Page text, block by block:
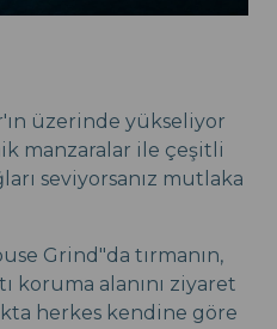
üzerinde yükseliyor
manzaralar ile çeşitli
seviyorsanız mutlaka
Grind"da tırmanın,
koruma alanını ziyaret
herkes kendine göre